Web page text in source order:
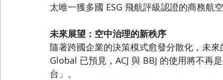
太唯一獲多國 ESG 飛航評級認證的商務航
未來展望：空中治理的新秩序
隨著跨國企業的決策模式愈發分散化，未
Global 已預見，ACJ 與 BBJ 的使用將不再
台」。